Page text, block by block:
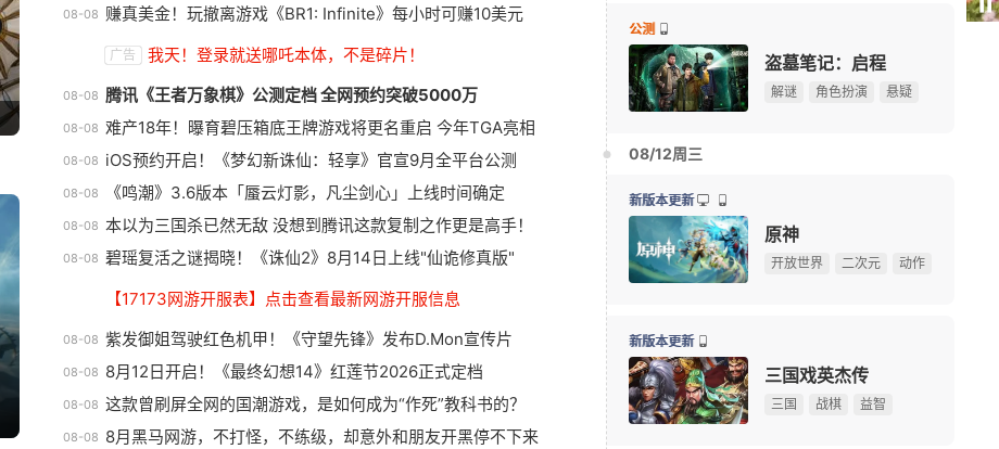
盘点8月扎堆上线的影游：玩家想
扔核弹，结果只能谈恋爱？
17周年庆典 争霸赛大区火爆开启
08-08 赚真美金！玩撤离游戏《BR1: Infinite》每小时可赚10美元
广告 我天！登录就送哪吒本体，不是碎片！
08-08 腾讯《王者万象棋》公测定档 全网预约突破5000万
08-08 难产18年！曝育碧压箱底王牌游戏将更名重启 今年TGA亮相
08-08 iOS预约开启！《梦幻新诛仙：轻享》官宣9月全平台公测
08-08 《鸣潮》3.6版本「蜃云灯影，凡尘剑心」上线时间确定
08-08 本以为三国杀已然无敌 没想到腾讯这款复制之作更是高手！
08-08 碧瑶复活之谜揭晓！《诛仙2》8月14日上线"仙诡修真版"
【17173网游开服表】点击查看最新网游开服信息
08-08 紫发御姐驾驶红色机甲！《守望先锋》发布D.Mon宣传片
08-08 8月12日开启！《最终幻想14》红莲节2026正式定档
08-08 这款曾刷屏全网的国潮游戏，是如何成为“作死”教科书的？
08-08 8月黑马网游，不打怪，不练级，却意外和朋友开黑停不下来
玩家回忆录：第一次接游戏好友线下面基，就把车撞了
广告 我天！登录就送哪吒本体，不是碎片！
韩国MMORPG新作《蚀：觉醒》9月10日正式上线
韩国MMORPG新作《宙斯：傲慢之神》26日正式上线
双倍福利！《远征OL》十七周年新区今日开启狂欢盛
总奖金9.5万美元！《绝地求生》玩家自创玩法征集大
暴雪资深作曲家离职，曾创作《魔兽世界》等多款游
《Apex英雄》S30爆料：排位或将新增传奇禁用系统
【17173网游开服表】点击查看最新网游开服信息
《宝可梦》前高管多地厕间偷拍被捕，涉事高管拒不认
《炉石传说》版本更新：引擎升级，正式终止Win7系
《完美世界：诸神之战》东方奇遇季今日正式开启
游戏早报：曝《暗黑4》登陆NS2，国产抗日新作今日
公测
盗墓笔记：启程
解谜 角色扮演 悬疑
08/12周三
新版本更新
原神
开放世界 二次元 动作
新版本更新
三国戏英杰传
三国 战棋 益智